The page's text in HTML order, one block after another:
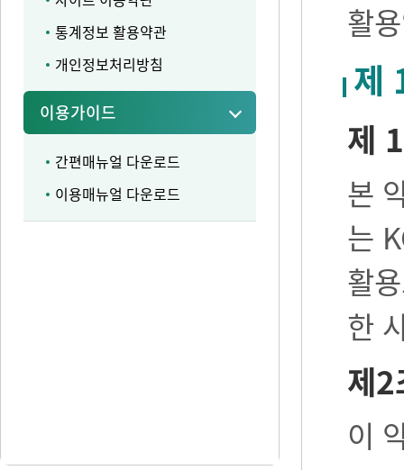
통계정보 활용약관
개인정보처리방침
이용가이드
간편매뉴얼 다운로드
이용매뉴얼 다운로드
활
제
제
본
는
활
한
제2
이